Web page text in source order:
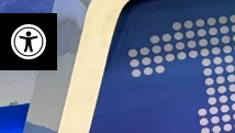
Abrir barra